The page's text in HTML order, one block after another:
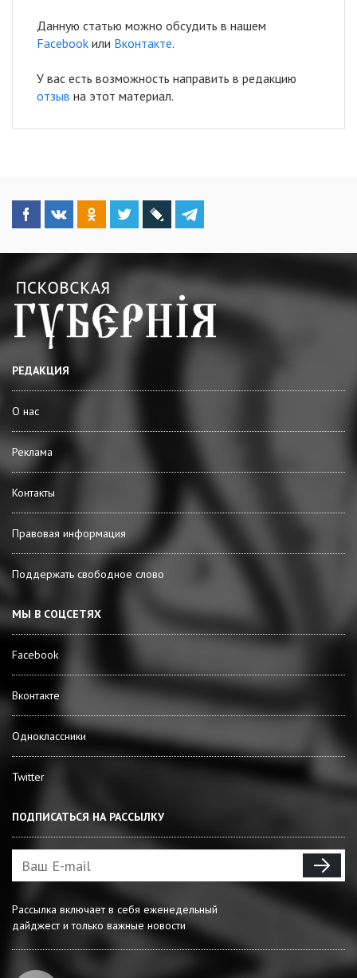
Данную статью можно обсудить в нашем
Facebook или Вконтакте.
У вас есть возможность направить в редакцию
отзыв на этот материал.
РЕДАКЦИЯ
О нас
Реклама
Контакты
Правовая информация
Поддержать свободное слово
МЫ В СОЦСЕТЯХ
Facebook
Вконтакте
Одноклассники
Twitter
ПОДПИСАТЬСЯ НА РАССЫЛКУ
Рассылка включает в себя еженедельный
дайджест и только важные новости